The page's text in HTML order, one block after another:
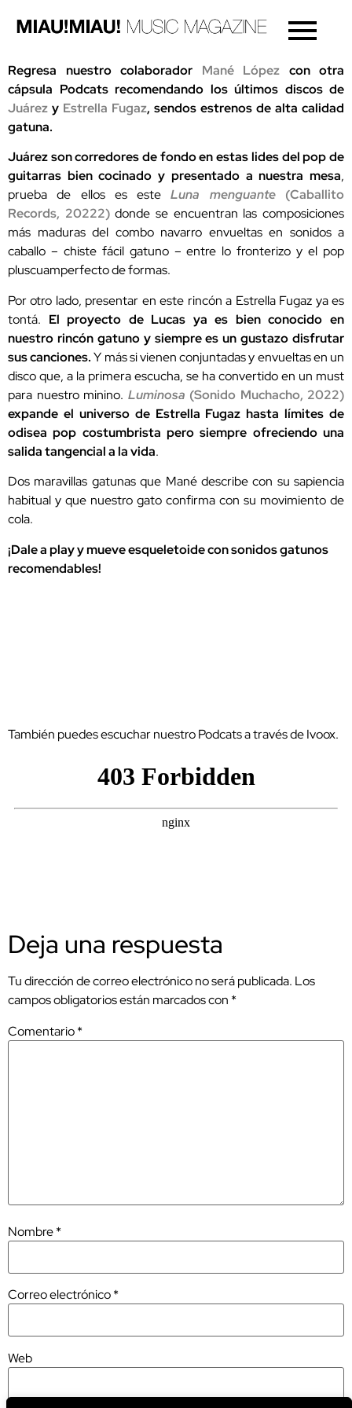
Regresa nuestro colaborador Mané López con otra
cápsula Podcats recomendando los últimos discos de
Juárez y Estrella Fugaz, sendos estrenos de alta calidad
gatuna.
Juárez son corredores de fondo en estas lides del pop de
guitarras bien cocinado y presentado a nuestra mesa,
prueba de ellos es esteLuna menguante(Caballito
Records, 20222)donde se encuentran las composiciones
más maduras del combo navarro envueltas en sonidos a
caballo – chiste fácil gatuno – entre lo fronterizo y el pop
pluscuamperfecto de formas.
Por otro lado, presentar en este rincón a Estrella Fugaz ya es
tontá. El proyecto de Lucas ya es bien conocido en
nuestro rincón gatuno y siempre es un gustazo disfrutar
sus canciones.Y más si vienen conjuntadas y envueltas en un
disco que, a la primera escucha, se ha convertido en un must
para nuestro minino. Luminosa (Sonido Muchacho, 2022)
expande el universo de Estrella Fugaz hasta límites de
odisea pop costumbrista pero siempre ofreciendo una
salida tangencial a la vida.
Dos maravillas gatunas que Mané describe con su sapiencia
habitual y que nuestro gato confirma con su movimiento de
cola.
¡Dale a play y mueve esqueletoide con sonidos gatunos
recomendables!
También puedes escuchar nuestro Podcats a través de Ivoox.
Deja una respuesta
Tu dirección de correo electrónico no será publicada. Los
campos obligatorios están marcados con *
Comentario*
Nombre*
Correo electrónico*
Web